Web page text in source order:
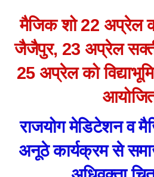
मैजिक शो 22 अप्रेल
जैजैपुर, 23 अप्रेल सक्ती
25 अप्रेल को
राजयोग मेडिटेशन व
अनूठे कार्यक्रम से